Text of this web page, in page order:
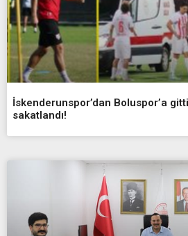
İskenderunspor’dan Boluspor’a
sakatlandı!